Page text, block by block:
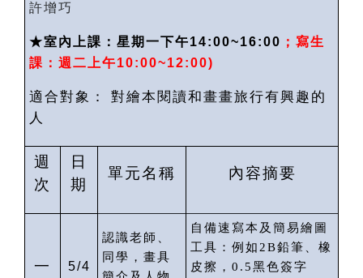
許增巧
★室內上課：星期一下午14:00~16:00 ；寫生
課：週二上午10:00~12:00)
適合對象：
對繪本閱讀和畫畫旅行有興趣的
人
週
次
日
期
單元名稱 內容摘要
一 5/4
認識老師、
同學，畫具
自備速寫本及簡易繪圖
工具：例如2B鉛筆、橡
皮擦， 0.5黑色簽字